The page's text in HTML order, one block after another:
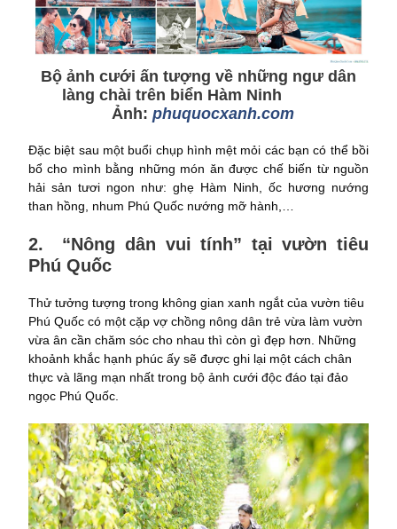
Bộ ảnh cưới ấn tượng về những ngư dân
làng chài trên biển Hàm Ninh
Ảnh: phuquocxanh.com
Đặc biệt sau một buổi chụp hình mệt mỏi các bạn có thể bồi
bổ cho mình bằng những món ăn được chế biến từ nguồn
hải sản tươi ngon như: ghẹ Hàm Ninh, ốc hương nướng
than hồng, nhum Phú Quốc nướng mỡ hành,…
2. “Nông dân vui tính” tại vườn tiêu
Phú Quốc
Thử tưởng tượng trong không gian xanh ngắt của vườn tiêu
Phú Quốc có một cặp vợ chồng nông dân trẻ vừa làm vườn
vừa ân cần chăm sóc cho nhau thì còn gì đẹp hơn. Những
khoảnh khắc hạnh phúc ấy sẽ được ghi lại một cách chân
thực và lãng mạn nhất trong bộ ảnh cưới độc đáo tại đảo
ngọc Phú Quốc.